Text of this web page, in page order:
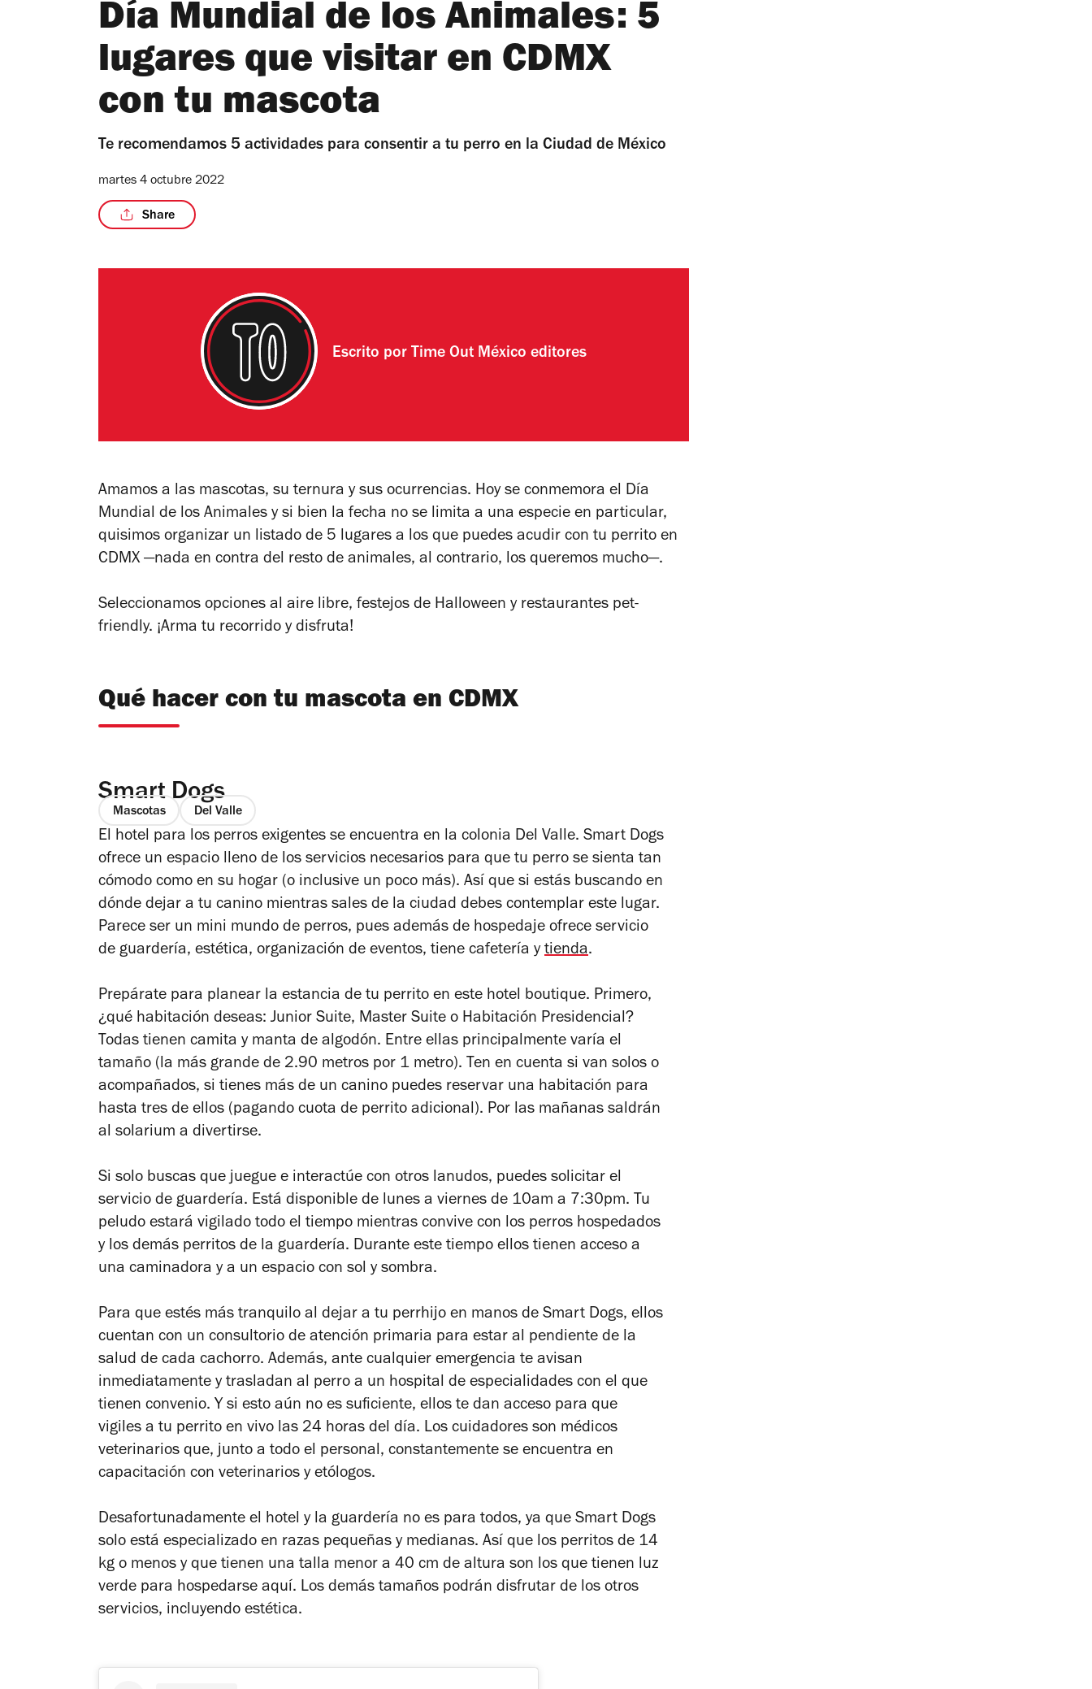
Día Mundial de los Animales: 5
lugares que visitar en CDMX
con tu mascota
Te recomendamos 5 actividades para consentir a tu perro en la Ciudad de México
martes 4 octubre 2022
Share
Escrito por Time Out México editores
Amamos a las mascotas, su ternura y sus ocurrencias. Hoy se conmemora el Día
Mundial de los Animales y si bien la fecha no se limita a una especie en particular,
quisimos organizar un listado de 5 lugares a los que puedes acudir con tu perrito en
CDMX —nada en contra del resto de animales, al contrario, los queremos mucho—.
Seleccionamos opciones al aire libre, festejos de Halloween y restaurantes pet-
friendly. ¡Arma tu recorrido y disfruta!
Qué hacer con tu mascota en CDMX
Smart Dogs
Mascotas Del Valle
El hotel para los perros exigentes se encuentra en la colonia Del Valle. Smart Dogs
ofrece un espacio lleno de los servicios necesarios para que tu perro se sienta tan
cómodo como en su hogar (o inclusive un poco más). Así que si estás buscando en
dónde dejar a tu canino mientras sales de la ciudad debes contemplar este lugar.
Parece ser un mini mundo de perros, pues además de hospedaje ofrece servicio
de guardería, estética, organización de eventos, tiene cafetería y tienda.
Prepárate para planear la estancia de tu perrito en este hotel boutique. Primero,
¿qué habitación deseas: Junior Suite, Master Suite o Habitación Presidencial?
Todas tienen camita y manta de algodón. Entre ellas principalmente varía el
tamaño (la más grande de 2.90 metros por 1 metro). Ten en cuenta si van solos o
acompañados, si tienes más de un canino puedes reservar una habitación para
hasta tres de ellos (pagando cuota de perrito adicional). Por las mañanas saldrán
al solarium a divertirse.
Si solo buscas que juegue e interactúe con otros lanudos, puedes solicitar el
servicio de guardería. Está disponible de lunes a viernes de 10am a 7:30pm. Tu
peludo estará vigilado todo el tiempo mientras convive con los perros hospedados
y los demás perritos de la guardería. Durante este tiempo ellos tienen acceso a
una caminadora y a un espacio con sol y sombra.
Para que estés más tranquilo al dejar a tu perrhijo en manos de Smart Dogs, ellos
cuentan con un consultorio de atención primaria para estar al pendiente de la
salud de cada cachorro. Además, ante cualquier emergencia te avisan
inmediatamente y trasladan al perro a un hospital de especialidades con el que
tienen convenio. Y si esto aún no es suficiente, ellos te dan acceso para que
vigiles a tu perrito en vivo las 24 horas del día. Los cuidadores son médicos
veterinarios que, junto a todo el personal, constantemente se encuentra en
capacitación con veterinarios y etólogos.
Desafortunadamente el hotel y la guardería no es para todos, ya que Smart Dogs
solo está especializado en razas pequeñas y medianas. Así que los perritos de 14
kg o menos y que tienen una talla menor a 40 cm de altura son los que tienen luz
verde para hospedarse aquí. Los demás tamaños podrán disfrutar de los otros
servicios, incluyendo estética.